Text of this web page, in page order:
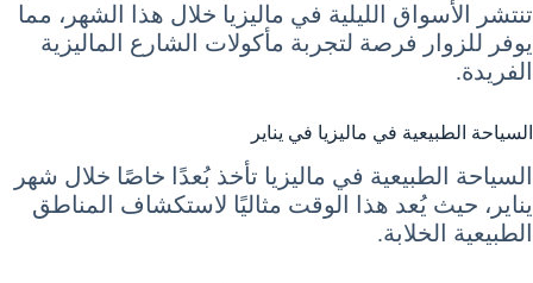
تنتشر الأسواق الليلية في ماليزيا خلال هذا الشهر، مما
يوفر للزوار فرصة لتجربة مأكولات الشارع الماليزية
الفريدة.
السياحة الطبيعية في ماليزيا في يناير
السياحة الطبيعية في ماليزيا تأخذ بُعدًا خاصًا خلال شهر
يناير، حيث يُعد هذا الوقت مثاليًا لاستكشاف المناطق
الطبيعية الخلابة.